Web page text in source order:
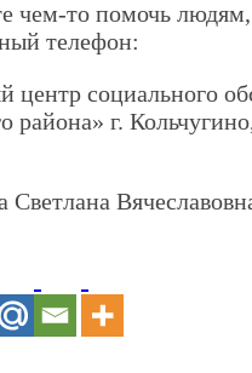
чем-то помочь
телефон:
социального
района» г.
Светлана